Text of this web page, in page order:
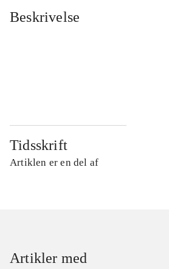
Beskrivelse
Tidsskrift
Artiklen er en del af
Artikler med